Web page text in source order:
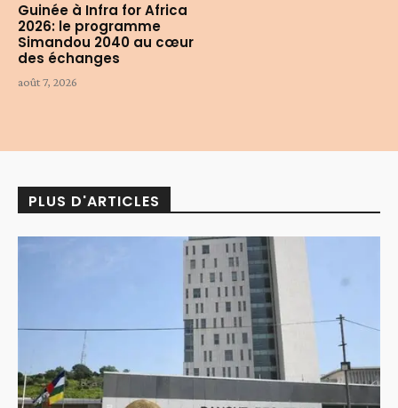
Guinée à Infra for Africa
2026: le programme
Simandou 2040 au cœur
des échanges
août 7, 2026
PLUS D'ARTICLES